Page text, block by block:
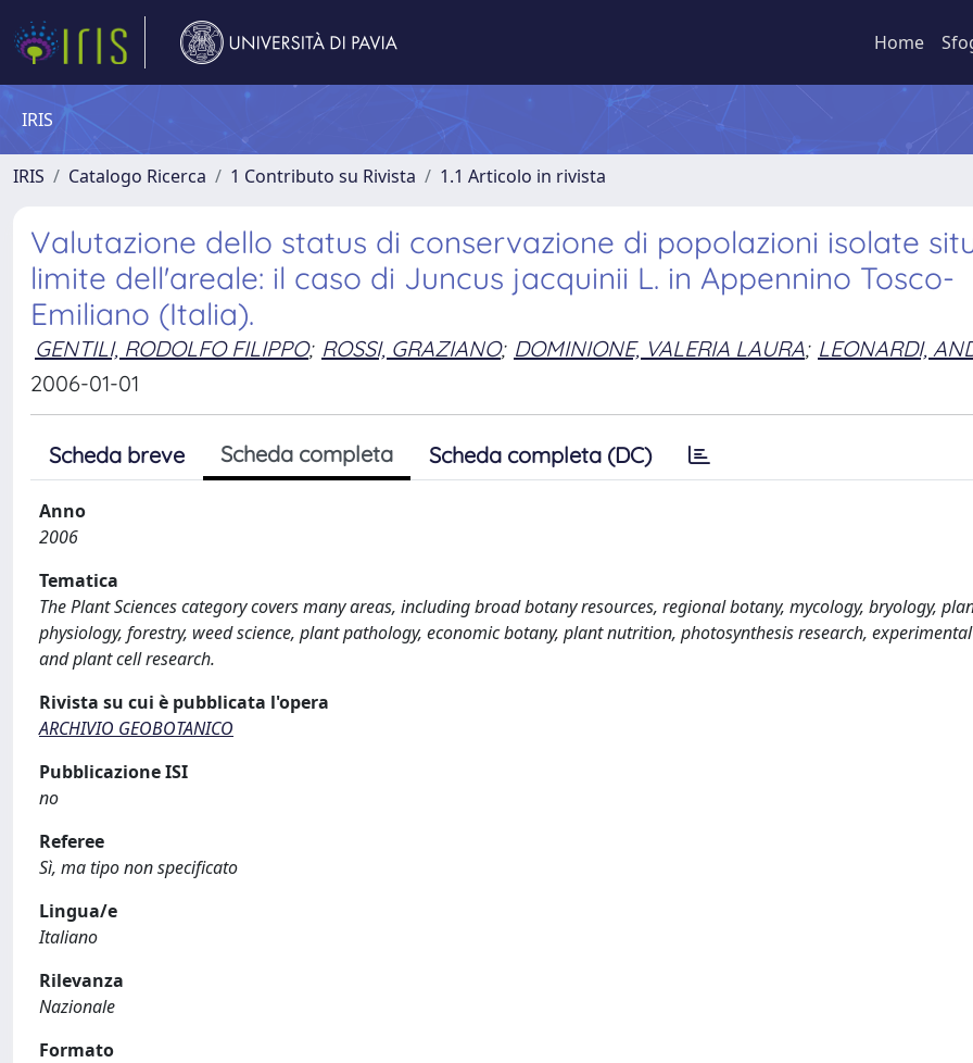
Home
IRIS
IRIS Catalogo Ricerca 1 Contributo su Rivista 1.1 Articolo in rivista
Valutazione dello status di conservazione di popolazioni isolate
limite dell'areale: il caso di Juncus jacquinii L. in Appennino Tosco-
Emiliano (Italia).
GENTILI, RODOLFO FILIPPO; ROSSI, GRAZIANO; DOMINIONE, VALERIA LAURA; LEONARDI,
2006-01-01
Scheda breve Scheda completa Scheda completa (DC)
Anno
2006
Tematica
The Plant Sciences category covers many areas, including broad botany resources, regional botany, mycology, bryology,
physiology, forestry, weed science, plant pathology, economic botany, plant nutrition, photosynthesis research,
and plant cell research.
Rivista su cui è pubblicata l'opera
ARCHIVIO GEOBOTANICO
Pubblicazione ISI
no
Referee
Sì, ma tipo non specificato
Lingua/e
Italiano
Rilevanza
Nazionale
Formato